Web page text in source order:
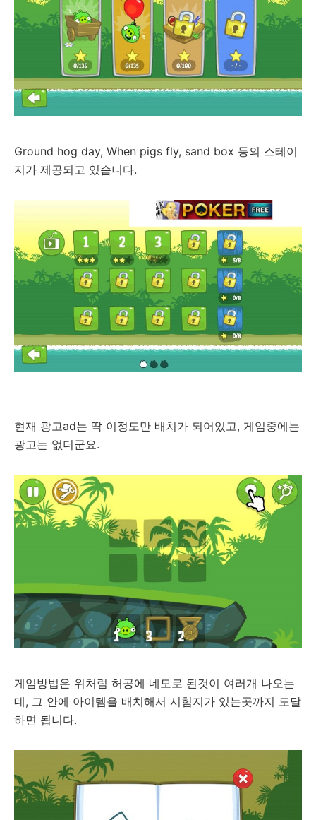
Ground hog day, When pigs fly, sand box 등의 스테이
지가 제공되고 있습니다.
현재 광고ad는 딱 이정도만 배치가 되어있고, 게임중에는
광고는 없더군요.
게임방법은 위처럼 허공에 네모로 된것이 여러개 나오는
데, 그 안에 아이템을 배치해서 시험지가 있는곳까지 도달
하면 됩니다.